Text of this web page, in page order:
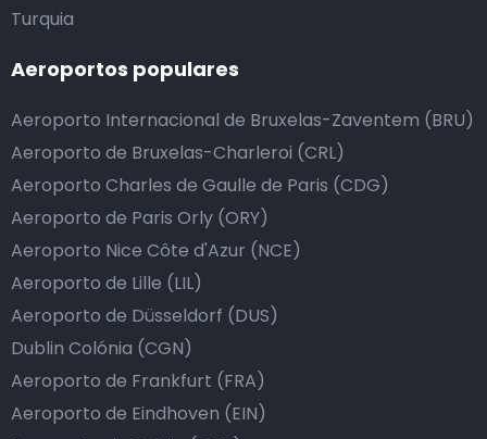
Turquia
Aeroportos populares
Aeroporto Internacional de Bruxelas-Zaventem (BRU)
Aeroporto de Bruxelas-Charleroi (CRL)
Aeroporto Charles de Gaulle de Paris (CDG)
Aeroporto de Paris Orly (ORY)
Aeroporto Nice Côte d'Azur (NCE)
Aeroporto de Lille (LIL)
Aeroporto de Düsseldorf (DUS)
Dublin Colónia (CGN)
Aeroporto de Frankfurt (FRA)
Aeroporto de Eindhoven (EIN)